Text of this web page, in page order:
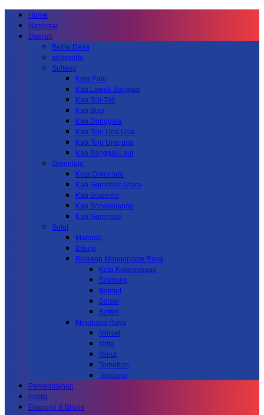
Home
Nasional
Daerah
Berita Desa
situbondo
Sulteng
Kota Palu
Kab.Luwuk Banggai
Kab.Toli-Toli
Kab.Buol
Kab.Donggala
Kab Tojo Una Una
Kab.Tojo Una-una
Kab.Banggai Laut
Gorontalo
Kota Gorontalo
Kab Gorontalo Utara
Kab Boalemo
Kab.Bonebolango
Kab.Gorontalo
Sulut
Manado
Bitung
Bolaang Mongondow Raya
Kota Kotamobagu
Bolmong
Bolmut
Bolsel
Boltim
Minahasa Raya
Minsel
Mitra
Minut
Tomohon
Tondano
Pemerintahan
Politik
Ekonomi & Bisnis